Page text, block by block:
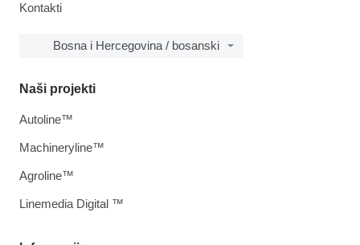
Kontakti
Bosna i Hercegovina / bosanski
Naši projekti
Autoline™
Machineryline™
Agroline™
Linemedia Digital ™